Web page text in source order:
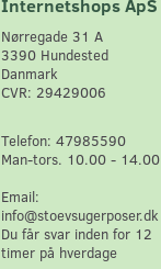
Internetshops ApS
Nørregade 31 A
3390 Hundested
Danmark
CVR: 29429006
Telefon: 47985590
Man-tors. 10.00 - 14.00
Email:
info@stoevsugerposer.dk
Du får svar inden for 12
timer på hverdage